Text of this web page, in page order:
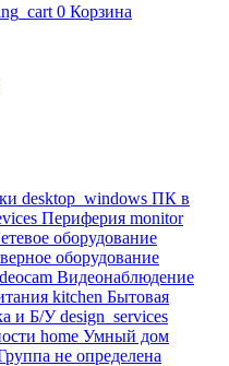
0 Корзина
desktop_windows ПК в
Периферия monitor
оборудование
оборудование
Видеонаблюдение
kitchen Бытовая
и Б/У design_services
home Умный дом
не определена